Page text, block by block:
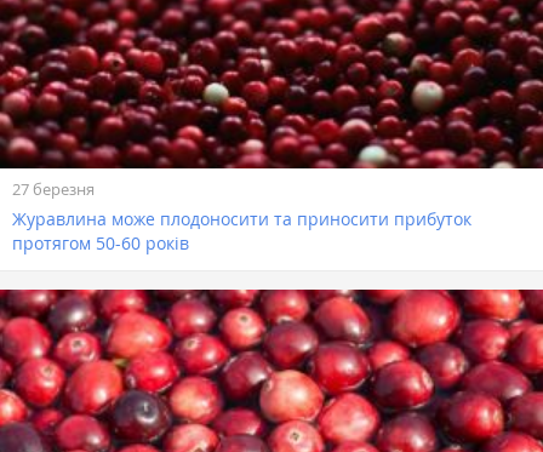
27 березня
Журавлина може плодоносити та приносити прибуток
протягом 50-60 років